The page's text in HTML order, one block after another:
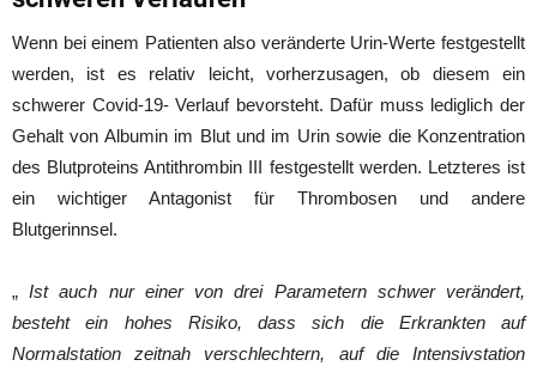
Wenn bei einem Patienten also veränderte Urin-Werte festgestellt
werden, ist es relativ leicht, vorherzusagen, ob diesem ein
schwerer Covid-19- Verlauf bevorsteht. Dafür muss lediglich der
Gehalt von Albumin im Blut und im Urin sowie die Konzentration
des Blutproteins Antithrombin III festgestellt werden. Letzteres ist
ein wichtiger Antagonist für Thrombosen und andere
Blutgerinnsel.
„ Ist auch nur einer von drei Parametern schwer verändert,
besteht ein hohes Risiko, dass sich die Erkrankten auf
Normalstation zeitnah verschlechtern, auf die Intensivstation